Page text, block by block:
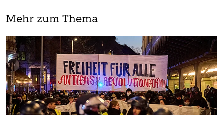
Mehr zum Thema